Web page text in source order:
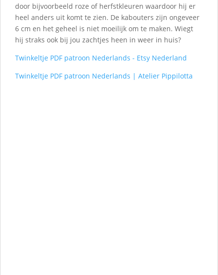
door bijvoorbeeld roze of herfstkleuren waardoor hij er
heel anders uit komt te zien. De kabouters zijn ongeveer
6 cm en het geheel is niet moeilijk om te maken. Wiegt
hij straks ook bij jou zachtjes heen in weer in huis?
Twinkeltje PDF patroon Nederlands - Etsy Nederland
Twinkeltje PDF patroon Nederlands | Atelier Pippilotta